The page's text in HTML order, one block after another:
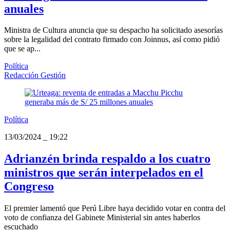
anuales
Ministra de Cultura anuncia que su despacho ha solicitado asesorías
sobre la legalidad del contrato firmado con Joinnus, así como pidió
que se ap...
Política
Redacción Gestión
Política
13/03/2024
19:22
Adrianzén brinda respaldo a los cuatro
ministros que serán interpelados en el
Congreso
El premier lamentó que Perú Libre haya decidido votar en contra del
voto de confianza del Gabinete Ministerial sin antes haberlos
escuchado